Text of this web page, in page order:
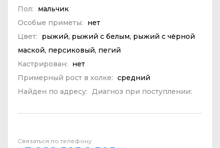
Пол:
мальчик
Особые приметы:
нет
Цвет:
рыжий, рыжий с белым, рыжий с чёрной
маской, персиковый, пегий
Кастрирован:
нет
Примерный рост в холке: средний
Найден по адресу:
Диагноз при поступлении:
Связаться по телефону